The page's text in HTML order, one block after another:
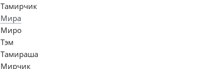
Тамирчик
Мира
Миро
Тэм
Тамираша
Мирчик